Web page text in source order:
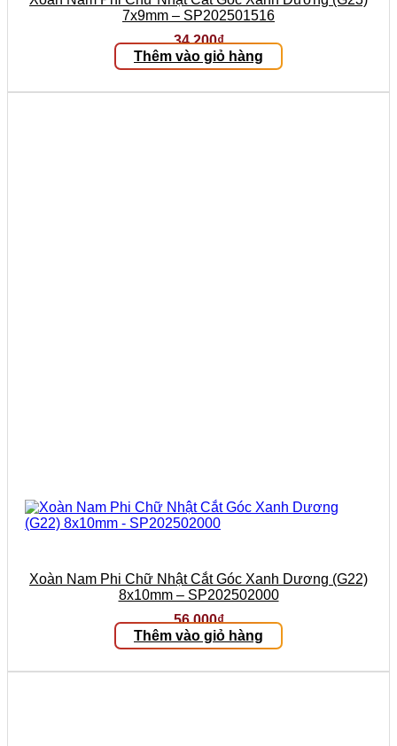
7x9mm – SP202501516
34.200₫
Thêm vào giỏ hàng
Xoàn Nam Phi Chữ Nhật Cắt Góc Xanh Dương (G22)
8x10mm – SP202502000
56.000₫
Thêm vào giỏ hàng